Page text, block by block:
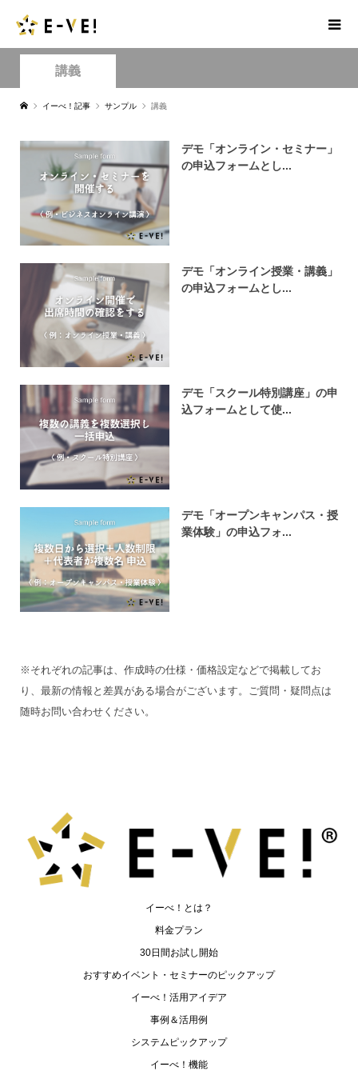
講義
イーべ！記事 サンプル 講義
デモ「オンライン・セミナー」
の申込フォームとし...
デモ「オンライン授業・講義」
の申込フォームとし...
デモ「スクール特別講座」の申
込フォームとして使...
デモ「オープンキャンパス・授
業体験」の申込フォ...
※それぞれの記事は、作成時の仕様・価格設定などで掲載してお
り、最新の情報と差異がある場合がございます。ご質問・疑問点は
随時お問い合わせください。
イーべ！とは？
料金プラン
30日間お試し開始
おすすめイベント・セミナーのピックアップ
イーべ！活用アイデア
事例＆活用例
システムピックアップ
イーべ！機能